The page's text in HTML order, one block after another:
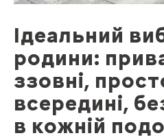
Ідеальний
родини:
ззовні,
всередині,
в кожній